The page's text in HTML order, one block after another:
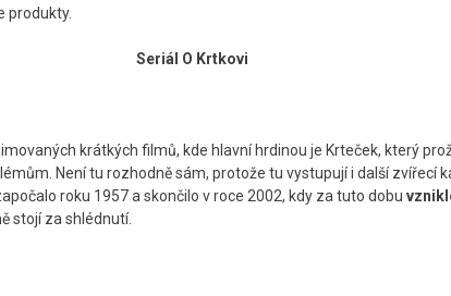
produkty.
Seriál O Krtkovi
krátkých filmů, kde hlavní hrdinou je Krteček, který
Není tu rozhodně sám, protože tu vystupují i další zvířecí
roku 1957 a skončilo v roce 2002, kdy za tuto dobu
stojí za shlédnutí.